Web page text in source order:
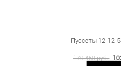
Пуссеты 12-12-
170 450 руб.